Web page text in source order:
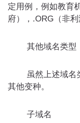
定用例，例如教育
府），.ORG（非利
其他域名类型
虽然上述域名类
其他变种。
子域名